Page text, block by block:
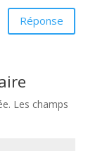
Réponse
Les champs